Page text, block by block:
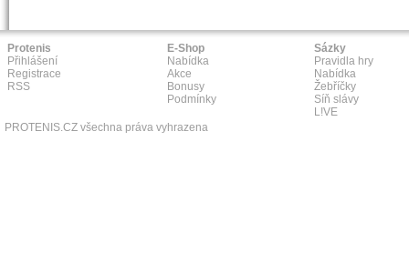
Protenis
Přihlášení
Registrace
RSS
E-Shop
Nabídka
Akce
Bonusy
Podmínky
Sázky
Pravidla hry
Nabídka
Žebříčky
Síň slávy
L!VE
PROTENIS.CZ všechna práva vyhrazena